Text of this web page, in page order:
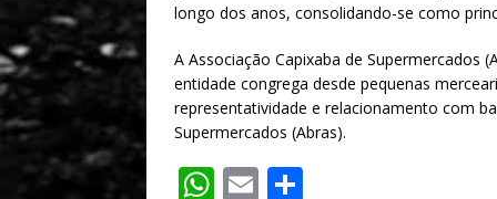
longo dos anos, consolidando-se como
A Associação Capixaba de Supermercados
entidade congrega desde pequenas
representatividade e relacionamento com
Supermercados (Abras).
W E